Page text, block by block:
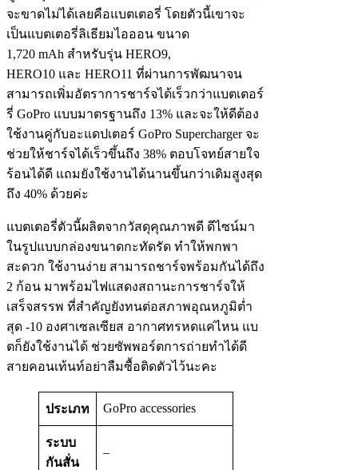
จะขาดไม่ได้เลยคือแบตเตอรี่ โดยตัวนี้เขาจะ
เป็นแบตเตอรี่ลิเธียมไอออน ขนาด
1,720 mAh สำหรับรุ่น HERO9,
HERO10 และ HERO11 ที่ผ่านการพัฒนาจน
สามารถเพิ่มอัตราการชาร์จได้เร็วกว่าแบตเตอร์
รี่ GoPro แบบมาตรฐานถึง 13% และจะให้ดีต้อง
ใช้งานคู่กับอะแดปเตอร์ GoPro Supercharger จะ
ช่วยให้ชาร์จได้เร็วขึ้นถึง 38% ตอบโจทย์สายใจ
ร้อนได้ดี แถมยังใช้งานได้นานขึ้นกว่าเดิมสูงสุด
ถึง 40% ด้วยค่ะ
แบตเตอรี่ตัวนี้ผลิตจากวัสดุคุณภาพดี ดีไซน์มา
ในรูปแบบกล่องขนาดกะทัดรัด ทำให้พกพา
สะดวก ใช้งานง่าย สามารถชาร์จพร้อมกันได้ถึง
2 ก้อน มาพร้อมไฟแสดงสถานะการชาร์จให้
เสร็จสรรพ ที่สำคัญยังทนต่อสภาพอุณหภูมิต่ำ
สุด -10 องศาเซลเซียส อากาศทรหดแค่ไหน แบ
ตก็ยังใช้งานได้ ช่วยซัพพอร์ตการถ่ายทำได้ดี
สายคอนเท้นท์อย่าลืมซื้อติดตัวไว้นะคะ
ประเภท GoPro accessories
ระบบ
กันสั่น
–